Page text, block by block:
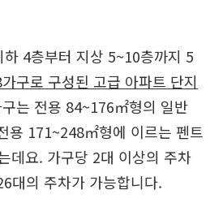
하 4층부터 지상 5~10층까지 5
구로 구성된 고급 아파트 단지
는 전용 84~176㎡형의 일반
용 171~248㎡형에 이르는 펜트
데요. 가구당 2대 이상의 주차
대의 주차가 가능합니다.